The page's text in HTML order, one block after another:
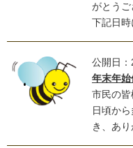
がとうご
下記日時
公開日
年末年
市民の皆
日頃か
き、あり